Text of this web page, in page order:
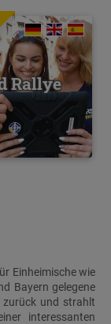
Rallye
Einheimische wie
Bayern gelegene
zurück und strahlt
interessanten